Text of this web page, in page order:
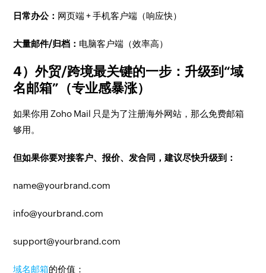
日常办公： 网页端 + 手机客户端（响应快）
大量邮件/归档： 电脑客户端（效率高）
4）外贸/跨境最关键的一步：升级到“域
名邮箱”（专业感暴涨）
如果你用 Zoho Mail 只是为了注册海外网站，那么免费邮箱
够用。
但如果你要对接客户、报价、发合同，建议尽快升级到：
name@yourbrand.com
info@yourbrand.com
support@yourbrand.com
域名邮箱的价值：